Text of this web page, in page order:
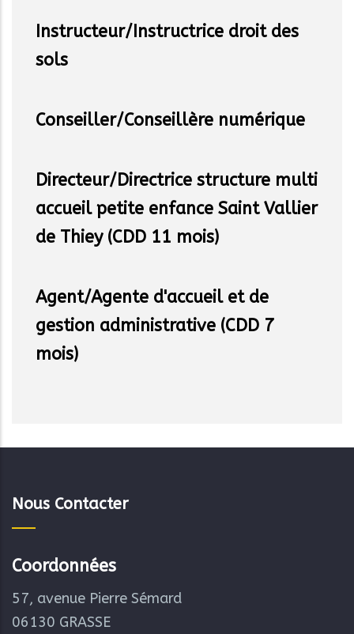
Instructeur/Instructrice droit des
sols
Conseiller/Conseillère numérique
Directeur/Directrice structure multi
accueil petite enfance Saint Vallier
de Thiey (CDD 11 mois)
Agent/Agente d'accueil et de
gestion administrative (CDD 7
mois)
Nous Contacter
Coordonnées
57, avenue Pierre Sémard
06130 GRASSE